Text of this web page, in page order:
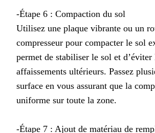
-Étape 6 : Compaction du sol
Utilisez une plaque vibrante ou un
compresseur pour compacter le sol
permet de stabiliser le sol et d’éviter
affaissements ultérieurs. Passez
surface en vous assurant que la
uniforme sur toute la zone.
-Étape 7 : Ajout de matériau de